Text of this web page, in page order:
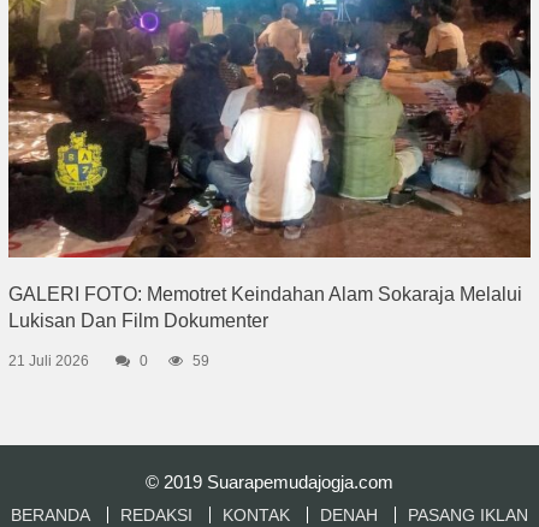
GALERI FOTO: Memotret Keindahan Alam Sokaraja Melalui
Lukisan Dan Film Dokumenter
21 Juli 2026 0 59
© 2019 Suarapemudajogja.com
BERANDA REDAKSI KONTAK DENAH PASANG IKLAN